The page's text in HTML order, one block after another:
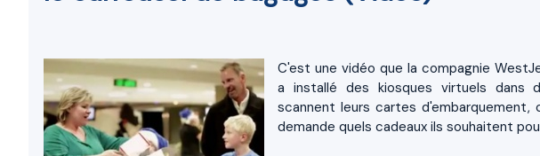
C'est une vidéo que la compagnie
a installé des kiosques virtuels dans
scannent leurs cartes d'embarquement,
demande quels cadeaux ils souhaitent